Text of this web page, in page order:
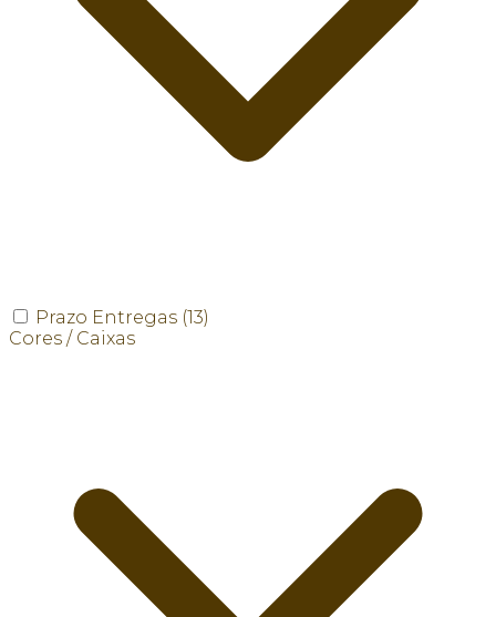
Prazo Entregas (13)
Cores / Caixas